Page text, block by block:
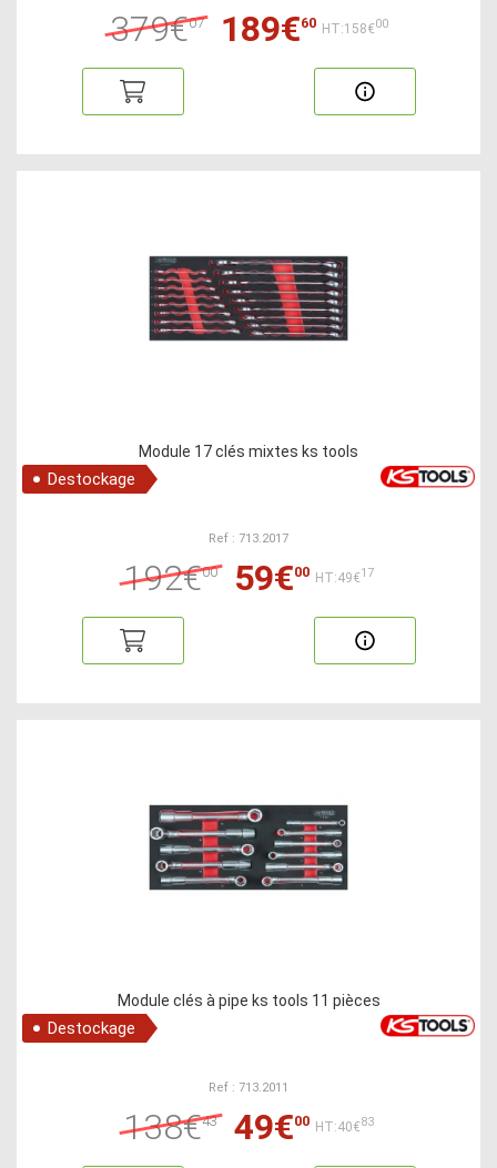
379€07 189€60 HT:158€00
Module 17 clés mixtes ks tools
Destockage
Ref : 713.2017
192€00 59€00 HT:49€17
Module clés à pipe ks tools 11 pièces
Destockage
Ref : 713.2011
138€43 49€00 HT:40€83